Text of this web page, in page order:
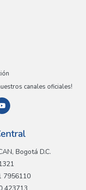
canales oficiales!
Bogotá D.C.
7956110